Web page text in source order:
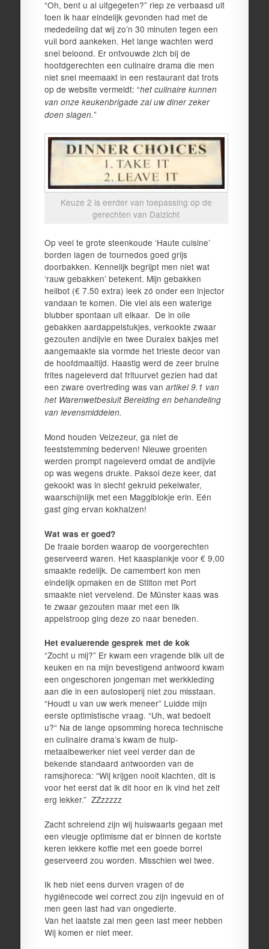
“Oh, bent u al uitgegeten?” riep ze verbaasd uit
toen ik haar eindelijk gevonden had met de
mededeling dat wij zo’n 30 minuten tegen een
vuil bord aankeken. Het lange wachten werd
snel beloond. Er ontvouwde zich bij de
hoofdgerechten een culinaire drama die men
niet snel meemaakt in een restaurant dat trots
op de website vermeldt: “het culinaire kunnen
van onze keukenbrigade zal uw diner zeker
doen slagen.”
Keuze 2 is eerder van toepassing op de
gerechten van Dalzicht
Op veel te grote steenkoude ‘Haute cuisine’
borden lagen de tournedos goed grijs
doorbakken. Kennelijk begrijpt men niet wat
‘rauw gebakken’ betekent. Mijn gebakken
heilbot (€ 7.50 extra) leek zó onder een injector
vandaan te komen. Die viel als een waterige
blubber spontaan uit elkaar. De in olie
gebakken aardappelstukjes, verkookte zwaar
gezouten andijvie en twee Duralex bakjes met
aangemaakte sla vormde het trieste decor van
de hoofdmaaltijd. Haastig werd de zeer bruine
frites nageleverd dat frituurvet gezien had dat
een zware overtreding was van artikel 9.1 van
het Warenwetbesluit Bereiding en behandeling
van levensmiddelen.
Mond houden Velzezeur, ga niet de
feeststemming bederven! Nieuwe groenten
werden prompt nageleverd omdat de andijvie
op was wegens drukte. Paksoi deze keer, dat
gekookt was in slecht gekruid pekelwater,
waarschijnlijk met een Maggiblokje erin. Eén
gast ging ervan kokhalzen!
Wat was er goed?
De fraaie borden waarop de voorgerechten
geserveerd waren. Het kaasplankje voor € 9,00
smaakte redelijk. De camembert kon men
eindelijk opmaken en de Stilton met Port
smaakte niet vervelend. De Münster kaas was
te zwaar gezouten maar met een lik
appelstroop ging deze zo naar beneden.
Het evaluerende gesprek met de kok
“Zocht u mij?” Er kwam een vragende blik uit de
keuken en na mijn bevestigend antwoord kwam
een ongeschoren jongeman met werkkleding
aan die in een autosloperij niet zou misstaan.
“Houdt u van uw werk meneer” Luidde mijn
eerste optimistische vraag. “Uh, wat bedoelt
u?“ Na de lange opsomming horeca technische
en culinaire drama’s kwam de hulp-
metaalbewerker niet veel verder dan de
bekende standaard antwoorden van de
ramsjhoreca: “Wij krijgen nooit klachten, dit is
voor het eerst dat ik dit hoor en ik vind het zelf
erg lekker.” ZZzzzzz
Zacht schreiend zijn wij huiswaarts gegaan met
een vleugje optimisme dat er binnen de kortste
keren lekkere koffie met een goede borrel
geserveerd zou worden. Misschien wel twee.
Ik heb niet eens durven vragen of de
hygiënecode wel correct zou zijn ingevuld en of
men geen last had van ongedierte.
Van het laatste zal men geen last meer hebben
Wij komen er niet meer.